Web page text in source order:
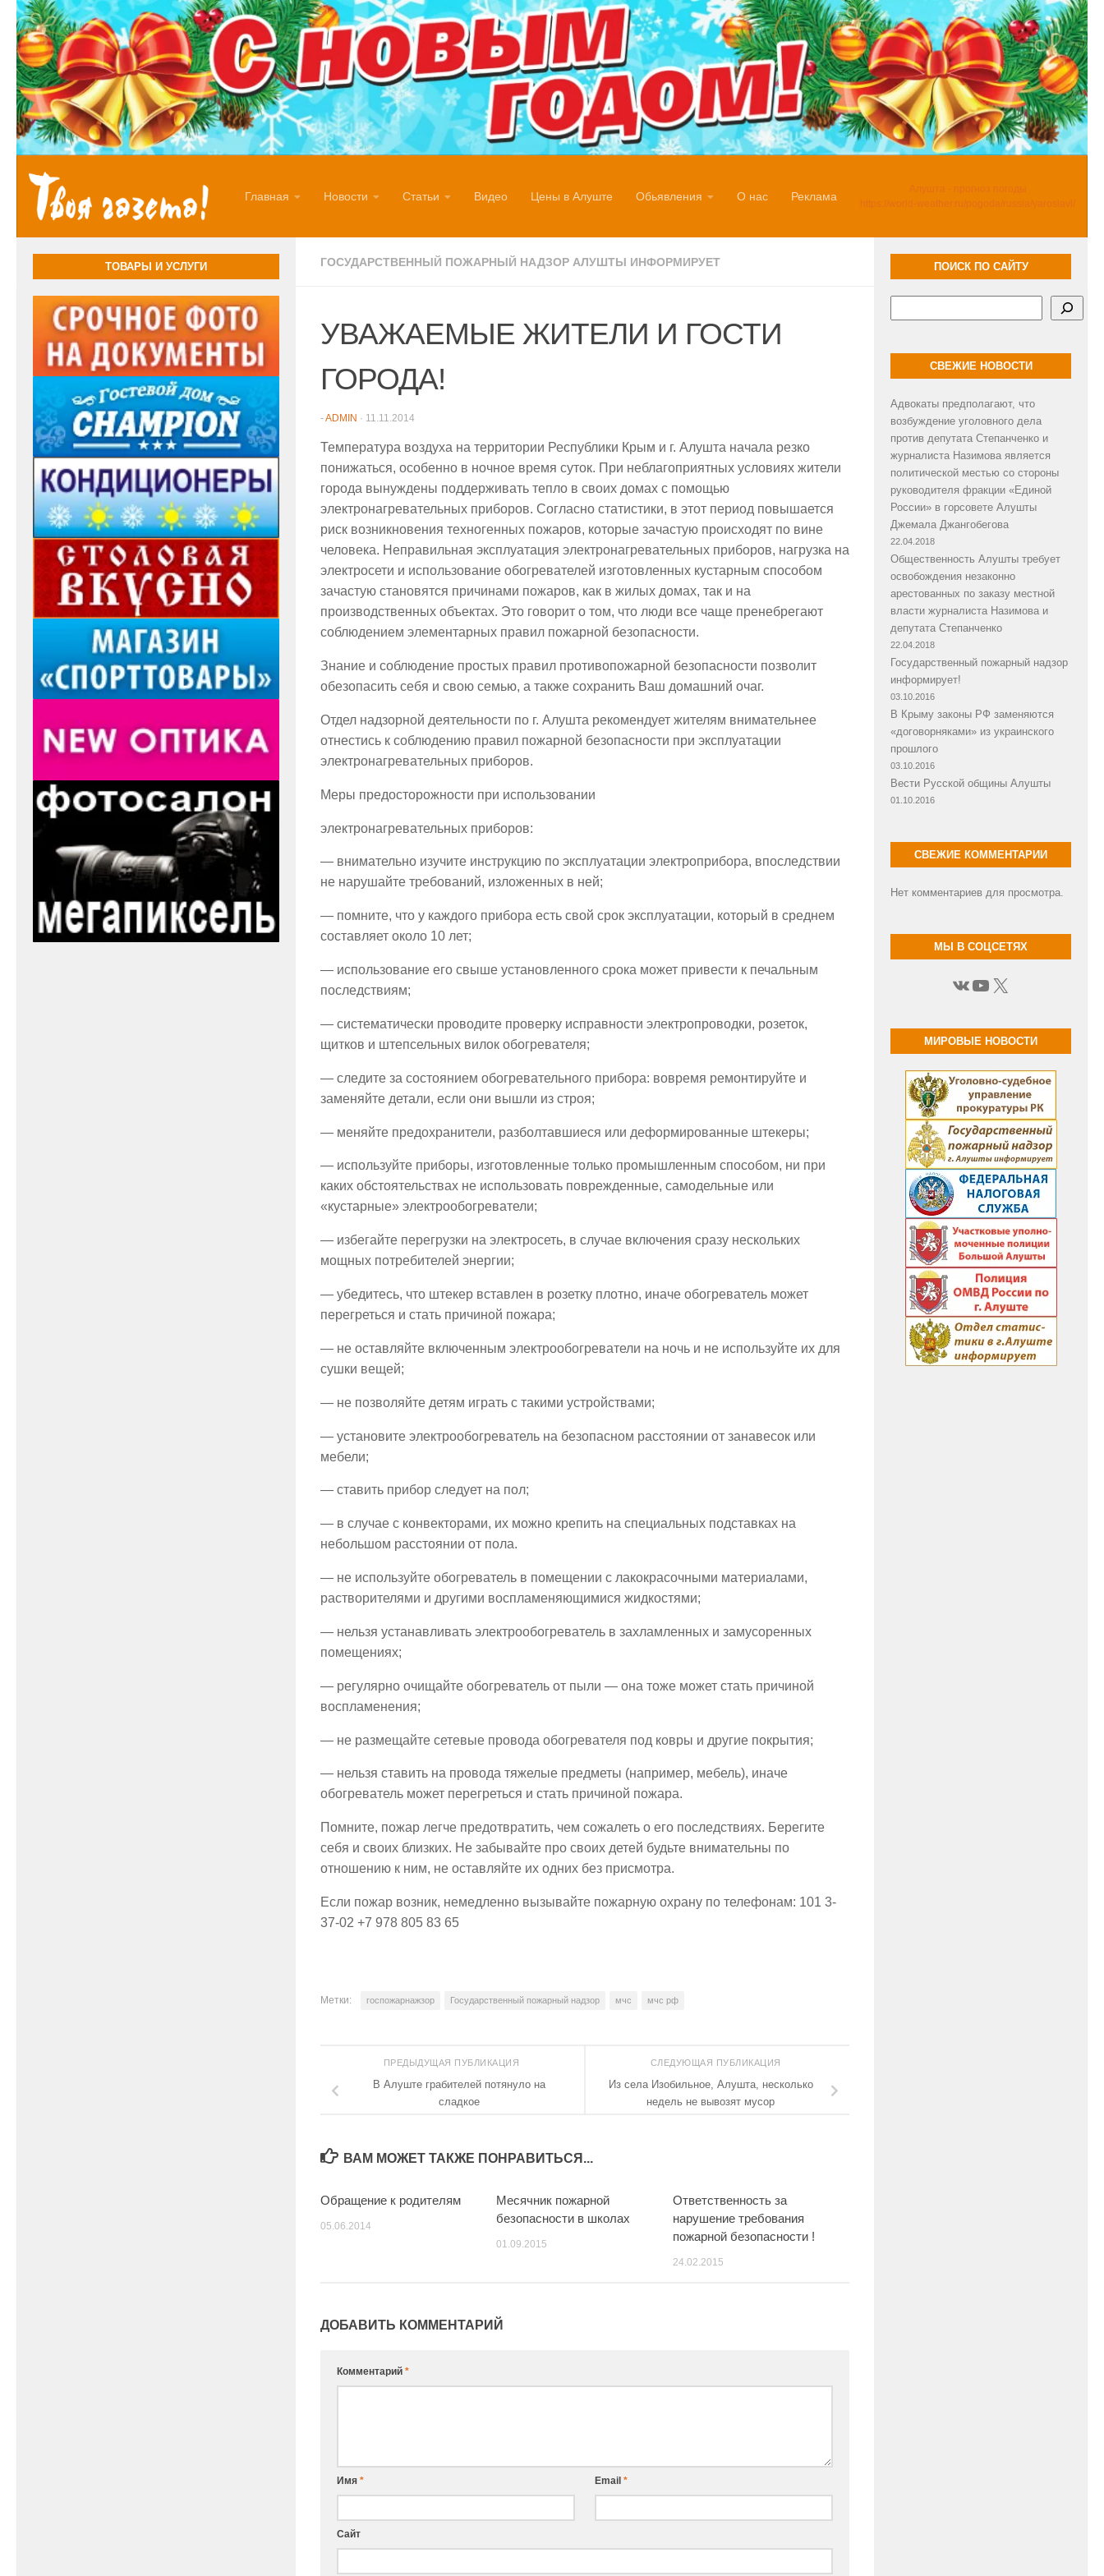
Перейти к содержимому
Главная Новости Статьи Видео Цены в Алуште Обьявления О нас Реклама
Алушта - прогноз погоды
https://world-weather.ru/pogoda/russia/yaroslavl/
ГОСУДАРСТВЕННЫЙ ПОЖАРНЫЙ НАДЗОР АЛУШТЫ ИНФОРМИРУЕТ
УВАЖАЕМЫЕ ЖИТЕЛИ И ГОСТИ
ГОРОДА!
-ADMIN · 11.11.2014
Температура воздуха на территории Республики Крым и г. Алушта начала резко
понижаться, особенно в ночное время суток. При неблагоприятных условиях жители
города вынуждены поддерживать тепло в своих домах с помощью
электронагревательных приборов. Согласно статистики, в этот период повышается
риск возникновения техногенных пожаров, которые зачастую происходят по вине
человека. Неправильная эксплуатация электронагревательных приборов, нагрузка на
электросети и использование обогревателей изготовленных кустарным способом
зачастую становятся причинами пожаров, как в жилых домах, так и на
производственных объектах. Это говорит о том, что люди все чаще пренебрегают
соблюдением элементарных правил пожарной безопасности.
Знание и соблюдение простых правил противопожарной безопасности позволит
обезопасить себя и свою семью, а также сохранить Ваш домашний очаг.
Отдел надзорной деятельности по г. Алушта рекомендует жителям внимательнее
отнестись к соблюдению правил пожарной безопасности при эксплуатации
электронагревательных приборов.
Меры предосторожности при использовании
электронагревательных приборов:
— внимательно изучите инструкцию по эксплуатации электроприбора, впоследствии
не нарушайте требований, изложенных в ней;
— помните, что у каждого прибора есть свой срок эксплуатации, который в среднем
составляет около 10 лет;
— использование его свыше установленного срока может привести к печальным
последствиям;
— систематически проводите проверку исправности электропроводки, розеток,
щитков и штепсельных вилок обогревателя;
— следите за состоянием обогревательного прибора: вовремя ремонтируйте и
заменяйте детали, если они вышли из строя;
— меняйте предохранители, разболтавшиеся или деформированные штекеры;
— используйте приборы, изготовленные только промышленным способом, ни при
каких обстоятельствах не использовать поврежденные, самодельные или
«кустарные» электрообогреватели;
— избегайте перегрузки на электросеть, в случае включения сразу нескольких
мощных потребителей энергии;
— убедитесь, что штекер вставлен в розетку плотно, иначе обогреватель может
перегреться и стать причиной пожара;
— не оставляйте включенным электрообогреватели на ночь и не используйте их для
сушки вещей;
— не позволяйте детям играть с такими устройствами;
— установите электрообогреватель на безопасном расстоянии от занавесок или
мебели;
— ставить прибор следует на пол;
— в случае с конвекторами, их можно крепить на специальных подставках на
небольшом расстоянии от пола.
— не используйте обогреватель в помещении с лакокрасочными материалами,
растворителями и другими воспламеняющимися жидкостями;
— нельзя устанавливать электрообогреватель в захламленных и замусоренных
помещениях;
— регулярно очищайте обогреватель от пыли — она тоже может стать причиной
воспламенения;
— не размещайте сетевые провода обогревателя под ковры и другие покрытия;
— нельзя ставить на провода тяжелые предметы (например, мебель), иначе
обогреватель может перегреться и стать причиной пожара.
Помните, пожар легче предотвратить, чем сожалеть о его последствиях. Берегите
себя и своих близких. Не забывайте про своих детей будьте внимательны по
отношению к ним, не оставляйте их одних без присмотра.
Если пожар возник, немедленно вызывайте пожарную охрану по телефонам: 101 3-
37-02 +7 978 805 83 65
Метки: госпожарнажзор Государственный пожарный надзор мчс мчс рф
СЛЕДУЮЩАЯ ПУБЛИКАЦИЯ
Из села Изобильное, Алушта, несколько
недель не вывозят мусор
ПРЕДЫДУЩАЯ ПУБЛИКАЦИЯ
В Алуште грабителей потянуло на
сладкое
ВАМ МОЖЕТ ТАКЖЕ ПОНРАВИТЬСЯ...
Обращение к родителям
05.06.2014
Месячник пожарной
безопасности в школах
01.09.2015
Ответственность за
нарушение требования
пожарной безопасности !
24.02.2015
ДОБАВИТЬ КОММЕНТАРИЙ
Комментарий *
Имя * Email*
Сайт
ТОВАРЫ И УСЛУГИ ПОИСК ПО САЙТУ
СВЕЖИЕ НОВОСТИ
Адвокаты предполагают, что
возбуждение уголовного дела
против депутата Степанченко и
журналиста Назимова является
политической местью со стороны
руководителя фракции «Единой
России» в горсовете Алушты
Джемала Джангобегова
22.04.2018
Общественность Алушты требует
освобождения незаконно
арестованных по заказу местной
власти журналиста Назимова и
депутата Степанченко
22.04.2018
Государственный пожарный надзор
информирует!
03.10.2016
В Крыму законы РФ заменяются
«договорняками» из украинского
прошлого
03.10.2016
Вести Русской общины Алушты
01.10.2016
СВЕЖИЕ КОММЕНТАРИИ
Нет комментариев для просмотра.
МЫ В СОЦСЕТЯХ
ВКонтакте
YouTube
X
МИРОВЫЕ НОВОСТИ